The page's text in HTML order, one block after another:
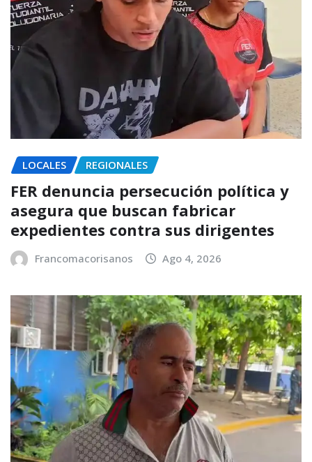
LOCALES REGIONALES
FER denuncia persecución política y
asegura que buscan fabricar
expedientes contra sus dirigentes
Francomacorisanos Ago 4, 2026